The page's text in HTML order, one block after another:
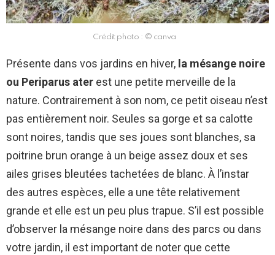
Crédit photo : © canva
Présente dans vos jardins en hiver, la mésange noire
ou Periparus ater est une petite merveille de la
nature. Contrairement à son nom, ce petit oiseau n’est
pas entièrement noir. Seules sa gorge et sa calotte
sont noires, tandis que ses joues sont blanches, sa
poitrine brun orange à un beige assez doux et ses
ailes grises bleutées tachetées de blanc. À l’instar
des autres espèces, elle a une tête relativement
grande et elle est un peu plus trapue. S’il est possible
d’observer la mésange noire dans des parcs ou dans
votre jardin, il est important de noter que cette